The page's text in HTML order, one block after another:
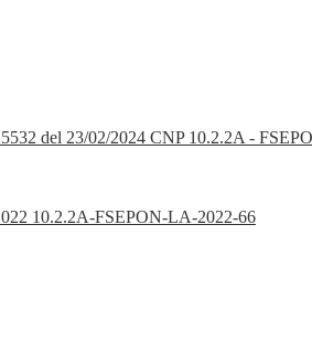
del 23/02/2024 CNP 10.2.2A -
10.2.2A-FSEPON-LA-2022-66